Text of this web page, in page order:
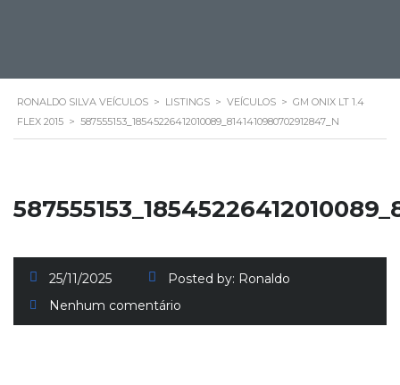
RONALDO SILVA VEÍCULOS > LISTINGS > VEÍCULOS > GM ONIX LT 1.4
FLEX 2015 > 587555153_18545226412010089_8141410980702912847_N
25/11/2025 Posted by: Ronaldo
Nenhum comentário